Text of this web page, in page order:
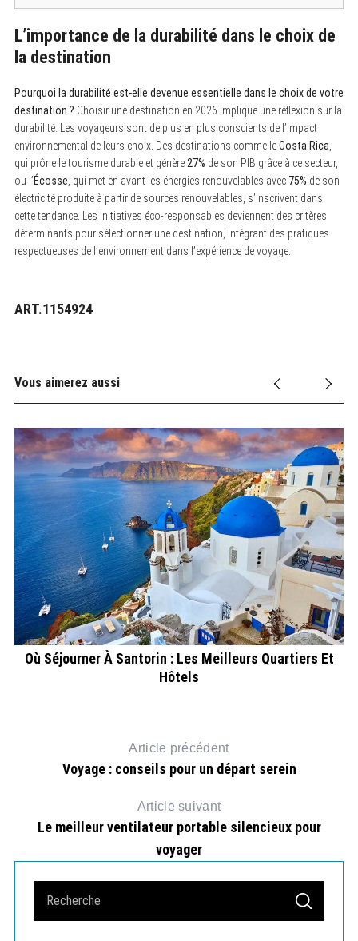
L’importance de la durabilité dans le choix de
la destination
Pourquoi la durabilité est-elle devenue essentielle dans le choix de votre
destination ? Choisir une destination en 2026 implique une réflexion sur la
durabilité. Les voyageurs sont de plus en plus conscients de l’impact
environnemental de leurs choix. Des destinations comme leCosta Rica
qui prône le tourisme durable et génère 27% de son PIB grâce à ce secteur,
ou l’Écosse , qui met en avant les énergies renouvelables avec 75% de son
électricité produite à partir de sources renouvelables, s’inscrivent dans
cette tendance. Les initiatives éco-responsables deviennent des critères
déterminants pour sélectionner une destination, intégrant des pratiques
respectueuses de l’environnement dans l’expérience de voyage.
ART.1154924
Vous aimerez aussi
Où Séjourner À Santorin : Les Meilleurs Quartiers Et
Hôtels
Article précédent
Voyage : conseils pour un départ serein
Article suivant
Le meilleur ventilateur portable silencieux pour
voyager
a
S
A